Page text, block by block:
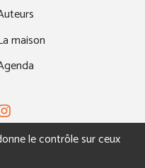
maison
le contrôle sur ceux